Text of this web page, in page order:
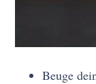
Beuge